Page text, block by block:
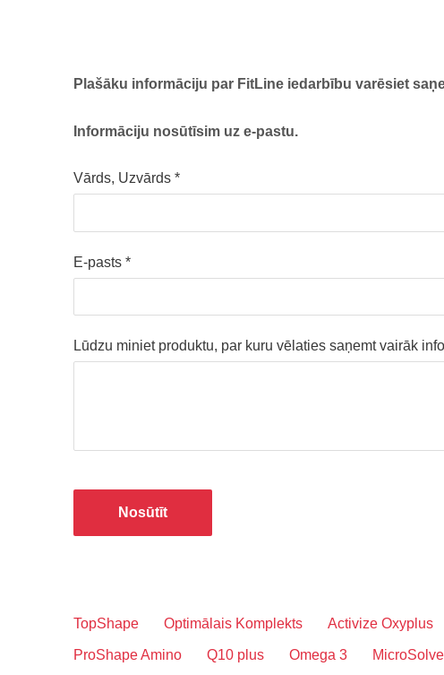
Plašāku informāciju par FitLine iedarbību varēsiet
Informāciju nosūtīsim uz e-pastu.
Vārds, Uzvārds *
E-pasts *
Lūdzu miniet produktu, par kuru vēlaties saņemt vairāk
TopShape Optimālais Komplekts Activize Oxyplus
ProShape Amino Q10 plus Omega 3